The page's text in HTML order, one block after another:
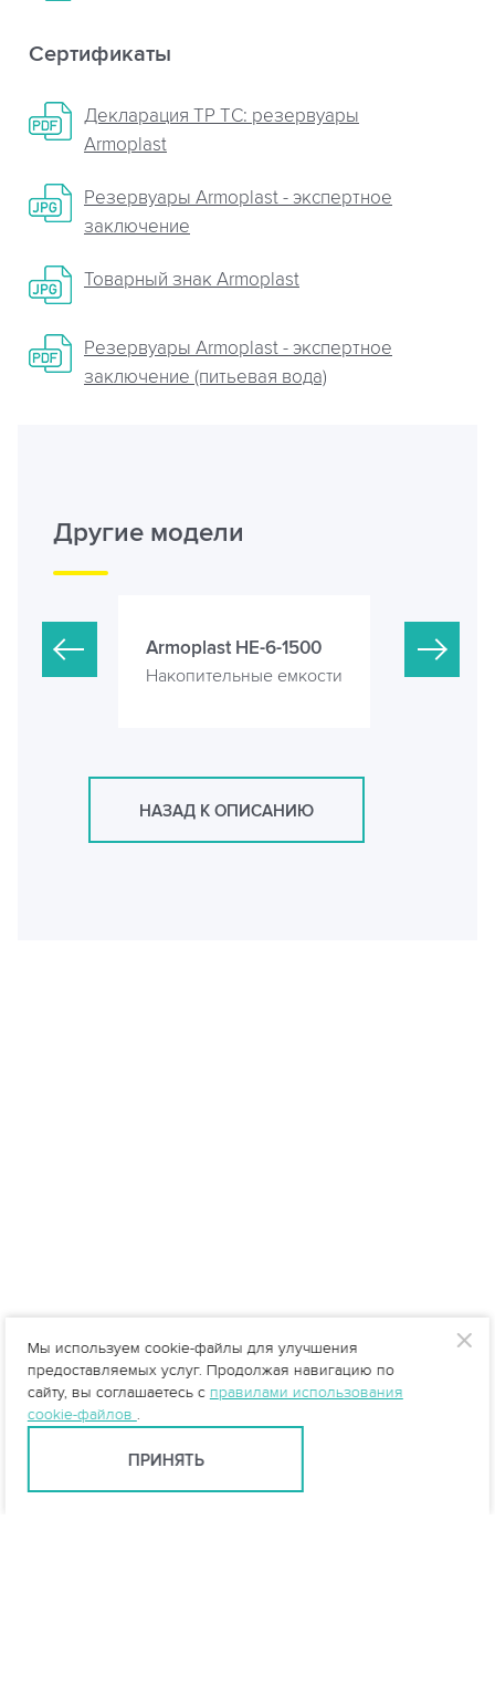
Сертификаты
Декларация ТР ТС: резервуары
Armoplast
Резервуары Armoplast - экспертное
заключение
Товарный знак Armoplast
Резервуары Armoplast - экспертное
заключение (питьевая вода)
Другие модели
1500
емкости
Armoplast HE-6-1500
Накопительные емкости
Ёмкость
НАЗАД К ОПИСАНИЮ
Мы используем cookie-файлы для улучшения
предоставляемых услуг. Продолжая навигацию по
сайту, вы соглашаетесь с правилами использования
cookie-файлов .
ПРИНЯТЬ